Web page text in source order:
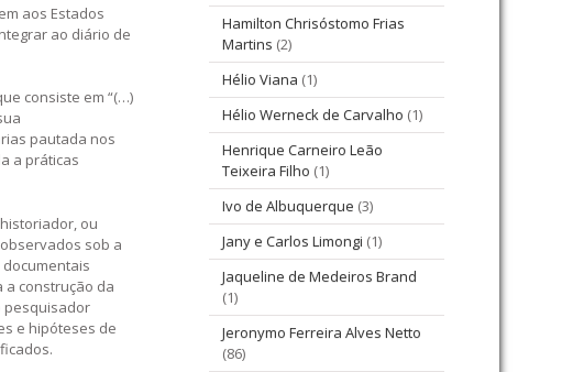
aos Estados
ao diário de
consiste em “(…)
pautada nos
a práticas
ou
sob a
construção da
pesquisador
e hipóteses de
Hamilton Chrisóstomo Frias
Martins (2)
Hélio Viana (1)
Hélio Werneck de Carvalho (1)
Henrique Carneiro Leão
Teixeira Filho (1)
Ivo de Albuquerque (3)
Jany e Carlos Limongi (1)
Jaqueline de Medeiros Brand
(1)
Jeronymo Ferreira Alves Netto
(86)